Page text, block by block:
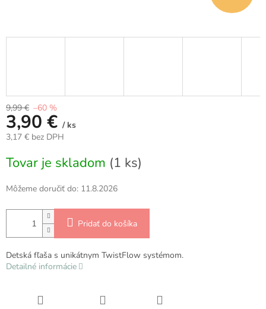
9,99 € –60 %
3,90 € / ks
3,17 € bez DPH
cena:
Tovar je skladom (1 ks)
Môžeme doručiť do: 11.8.2026
Pridať do košíka
Detská fľaša s unikátnym TwistFlow systémom.
Detailné informácie